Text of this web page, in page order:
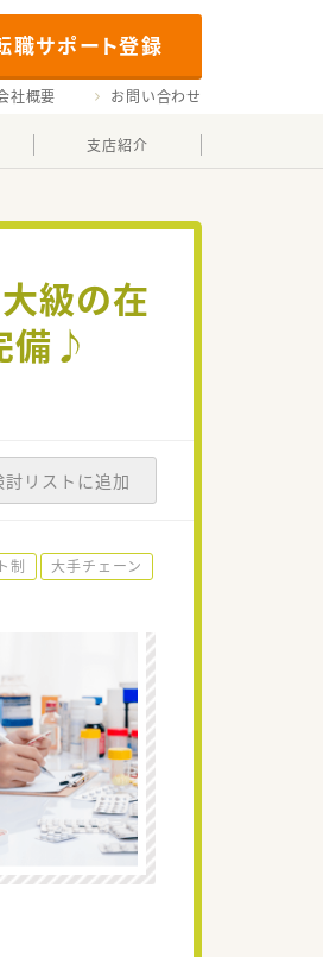
職サポート登録
社概要 お問い合わせ
支店紹介
級の在
備♪
討リストに追加
制
大手チェーン